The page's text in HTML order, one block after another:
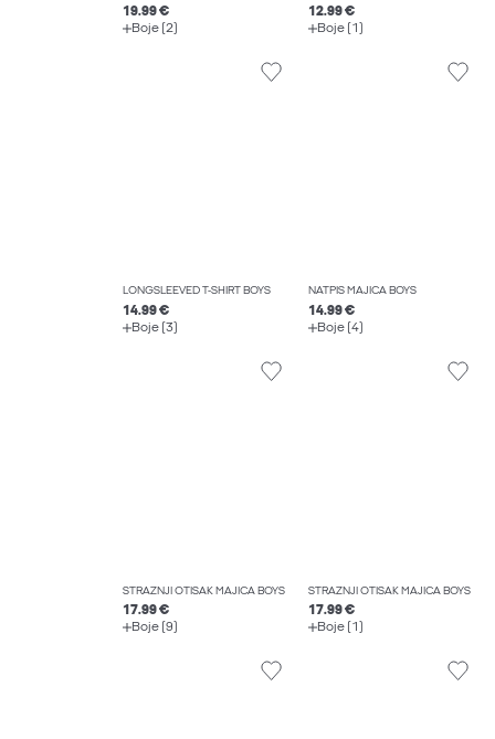
19.99 €
Boje (2)
12.99 €
Boje (1)
LONGSLEEVED T-SHIRT BOYS
14.99 €
Boje (3)
NATPIS MAJICA BOYS
14.99 €
Boje (4)
STRAŽNJI OTISAK MAJICA BOYS
17.99 €
Boje (9)
STRAŽNJI OTISAK MAJICA BOYS
17.99 €
Boje (1)